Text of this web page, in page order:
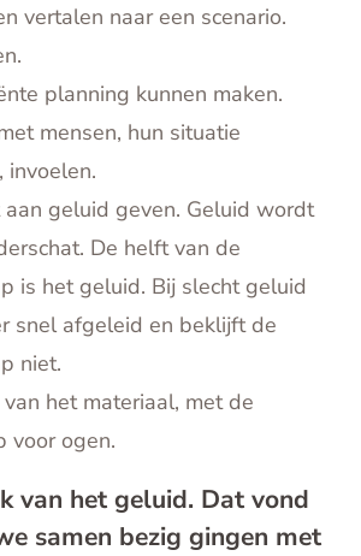
vertalen naar een scenario.
planning kunnen maken.
mensen, hun situatie
invoelen.
geluid geven. Geluid wordt
De helft van de
is het geluid. Bij slecht geluid
snel afgeleid en beklijft de
niet.
het materiaal, met de
voor ogen.
van het geluid. Dat vond
samen bezig gingen met